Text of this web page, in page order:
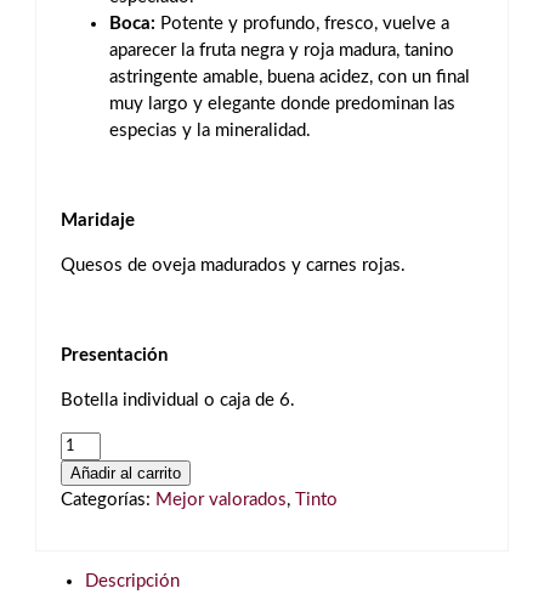
Boca: Potente y profundo, fresco, vuelve a
aparecer la fruta negra y roja madura, tanino
astringente amable, buena acidez, con un final
muy largo y elegante donde predominan las
especias y la mineralidad.
Maridaje
Quesos de oveja madurados y carnes rojas.
Presentación
Botella individual o caja de 6.
La
Vilella
Alta
Priorat
Añadir al carrito
Categorías: Mejor valorados, Tinto
Descripción